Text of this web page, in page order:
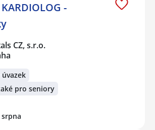
-
CZ, s.r.o.
pro seniory